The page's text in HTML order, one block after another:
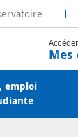
Mes
emploi